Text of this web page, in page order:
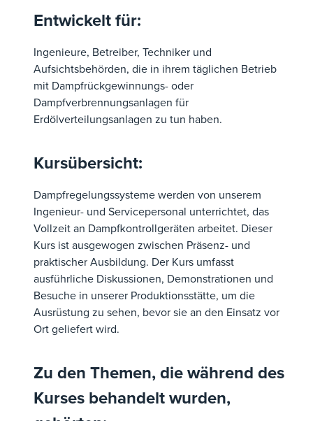
Entwickelt für:
Ingenieure, Betreiber, Techniker und
Aufsichtsbehörden, die in ihrem täglichen Betrieb
mit Dampfrückgewinnungs- oder
Dampfverbrennungsanlagen für
Erdölverteilungsanlagen zu tun haben.
Kursübersicht:
Dampfregelungssysteme werden von unserem
Ingenieur- und Servicepersonal unterrichtet, das
Vollzeit an Dampfkontrollgeräten arbeitet. Dieser
Kurs ist ausgewogen zwischen Präsenz- und
praktischer Ausbildung. Der Kurs umfasst
ausführliche Diskussionen, Demonstrationen und
Besuche in unserer Produktionsstätte, um die
Ausrüstung zu sehen, bevor sie an den Einsatz vor
Ort geliefert wird.
Zu den Themen, die während des
Kurses behandelt wurden,